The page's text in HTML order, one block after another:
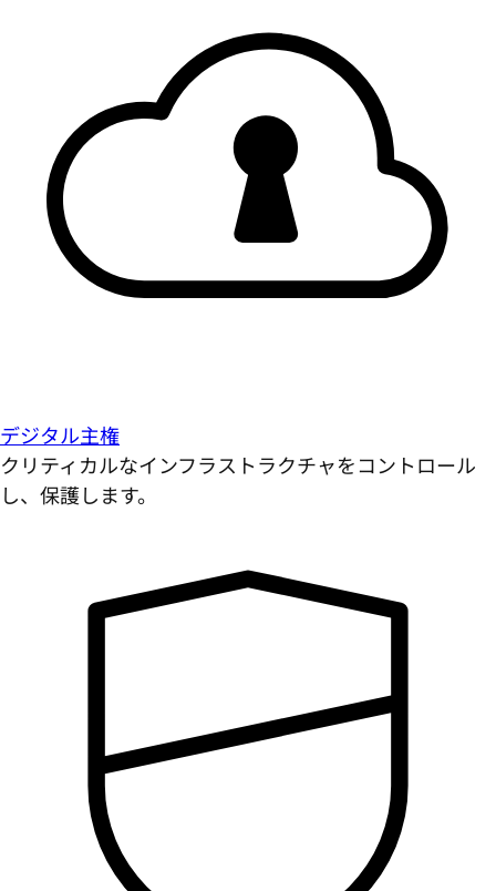
デジタル主権
クリティカルなインフラストラクチャをコントロール
し、保護します。